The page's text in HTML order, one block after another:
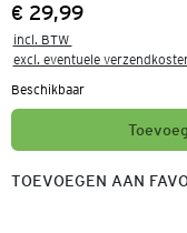
Prijs:
€ 29,99
incl. BTW
excl. eventuele
Beschikbaar
TOEVOEGEN AAN